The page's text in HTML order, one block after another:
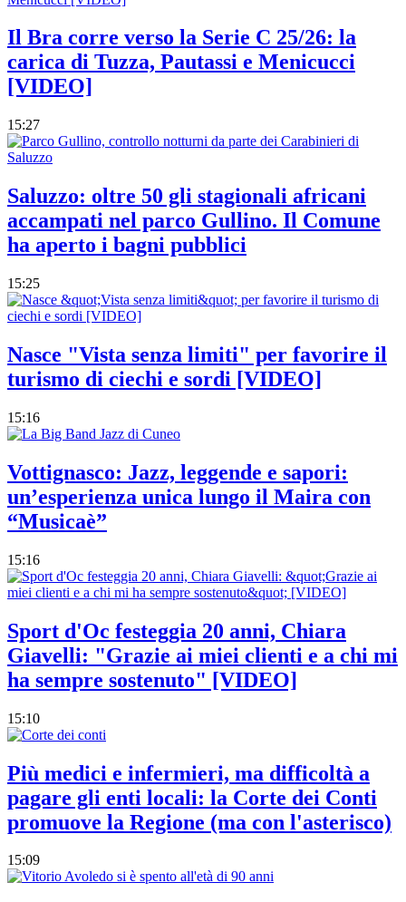
Il Bra corre verso la Serie C 25/26: la
carica di Tuzza, Pautassi e Menicucci
[VIDEO]
15:27
Saluzzo: oltre 50 gli stagionali africani
accampati nel parco Gullino. Il Comune
ha aperto i bagni pubblici
15:25
Nasce "Vista senza limiti" per favorire il
turismo di ciechi e sordi [VIDEO]
15:16
Vottignasco: Jazz, leggende e sapori:
un’esperienza unica lungo il Maira con
“Musicaè”
15:16
Sport d'Oc festeggia 20 anni, Chiara
Giavelli: "Grazie ai miei clienti e a chi mi
ha sempre sostenuto" [VIDEO]
15:10
Più medici e infermieri, ma difficoltà a
pagare gli enti locali: la Corte dei Conti
promuove la Regione (ma con l'asterisco)
15:09